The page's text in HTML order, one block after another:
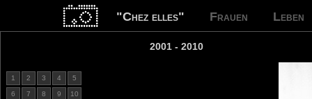
"Chez elles" Frauen Leben
2001 - 2010
1 2 3 4 5
6 7 8 9 10